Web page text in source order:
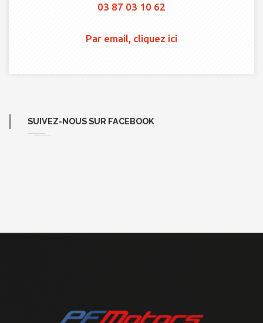
03 87 03 10 62
Par email, cliquez ici
SUIVEZ-NOUS SUR FACEBOOK